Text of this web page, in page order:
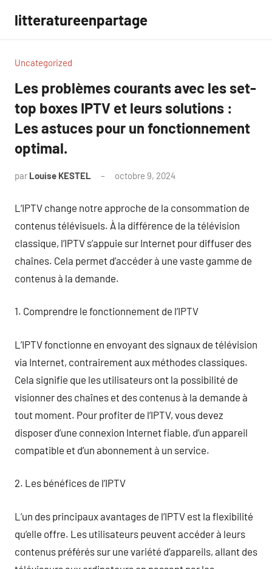
contenu
litteratureenpartage
Uncategorized
Les problèmes courants avec les set-
top boxes IPTV et leurs solutions :
Les astuces pour un fonctionnement
optimal.
par Louise KESTEL octobre 9, 2024
L’IPTV change notre approche de la consommation de
contenus télévisuels. À la différence de la télévision
classique, l’IPTV s’appuie sur Internet pour diffuser des
chaînes. Cela permet d’accéder à une vaste gamme de
contenus à la demande.
1. Comprendre le fonctionnement de l’IPTV
L’IPTV fonctionne en envoyant des signaux de télévision
via Internet, contrairement aux méthodes classiques.
Cela signifie que les utilisateurs ont la possibilité de
visionner des chaînes et des contenus à la demande à
tout moment. Pour profiter de l’IPTV, vous devez
disposer d’une connexion Internet fiable, d’un appareil
compatible et d’un abonnement à un service.
2. Les bénéfices de l’IPTV
L’un des principaux avantages de l’IPTV est la flexibilité
qu’elle offre. Les utilisateurs peuvent accéder à leurs
contenus préférés sur une variété d’appareils, allant des